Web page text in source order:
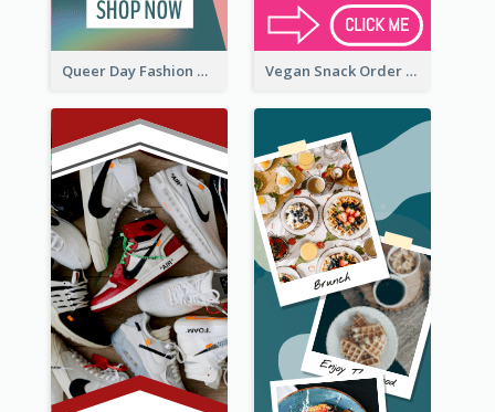
Queer Day Fashion Wide Skyscraper Banner Vegan Snack Order Wide Skyscraper Banner